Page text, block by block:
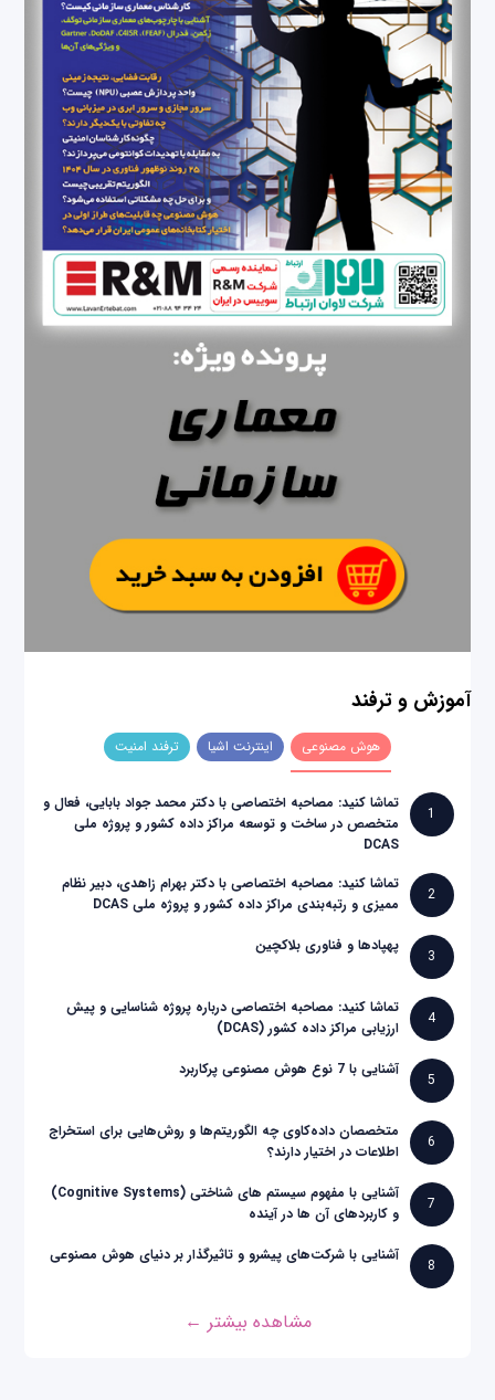
آموزش و ترفند
هوش مصنوعی اینترنت اشیا ترفند امنیت
1
تماشا کنید: مصاحبه اختصاصی با دکتر محمد جواد بابایی، فعال و
متخصص در ساخت و توسعه مراکز داده کشور و پروژه ملی
DCAS
2
تماشا کنید: مصاحبه اختصاصی با دکتر بهرام زاهدی، دبیر نظام
ممیزی و رتبه‌بندی مراکز داده کشور و پروژه ملی DCAS
3
پهپادها و فناوری بلاکچین
4
تماشا کنید: مصاحبه اختصاصی درباره پروژه شناسایی و پیش
ارزیابی مراکز داده کشور (DCAS)
5
آشنایی با 7 نوع هوش مصنوعی پرکاربرد
6
متخصصان داده‌کاوی چه الگوریتم‌ها و روش‌هایی برای استخراج
اطلاعات در اختیار دارند؟
7
آشنایی با مفهوم سیستم های شناختی (Cognitive Systems)
و کاربردهای آن ها در آینده
8
آشنایی با شرکت‌های پیشرو و تاثیرگذار بر دنیای هوش مصنوعی
مشاهده بیشتر ←